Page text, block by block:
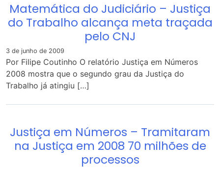
Matemática do Judiciário – Justiça
do Trabalho alcança meta traçada
pelo CNJ
3 de junho de 2009
Por Filipe Coutinho O relatório Justiça em Números
2008 mostra que o segundo grau da Justiça do
Trabalho já atingiu […]
Justiça em Números – Tramitaram
na Justiça em 2008 70 milhões de
processos